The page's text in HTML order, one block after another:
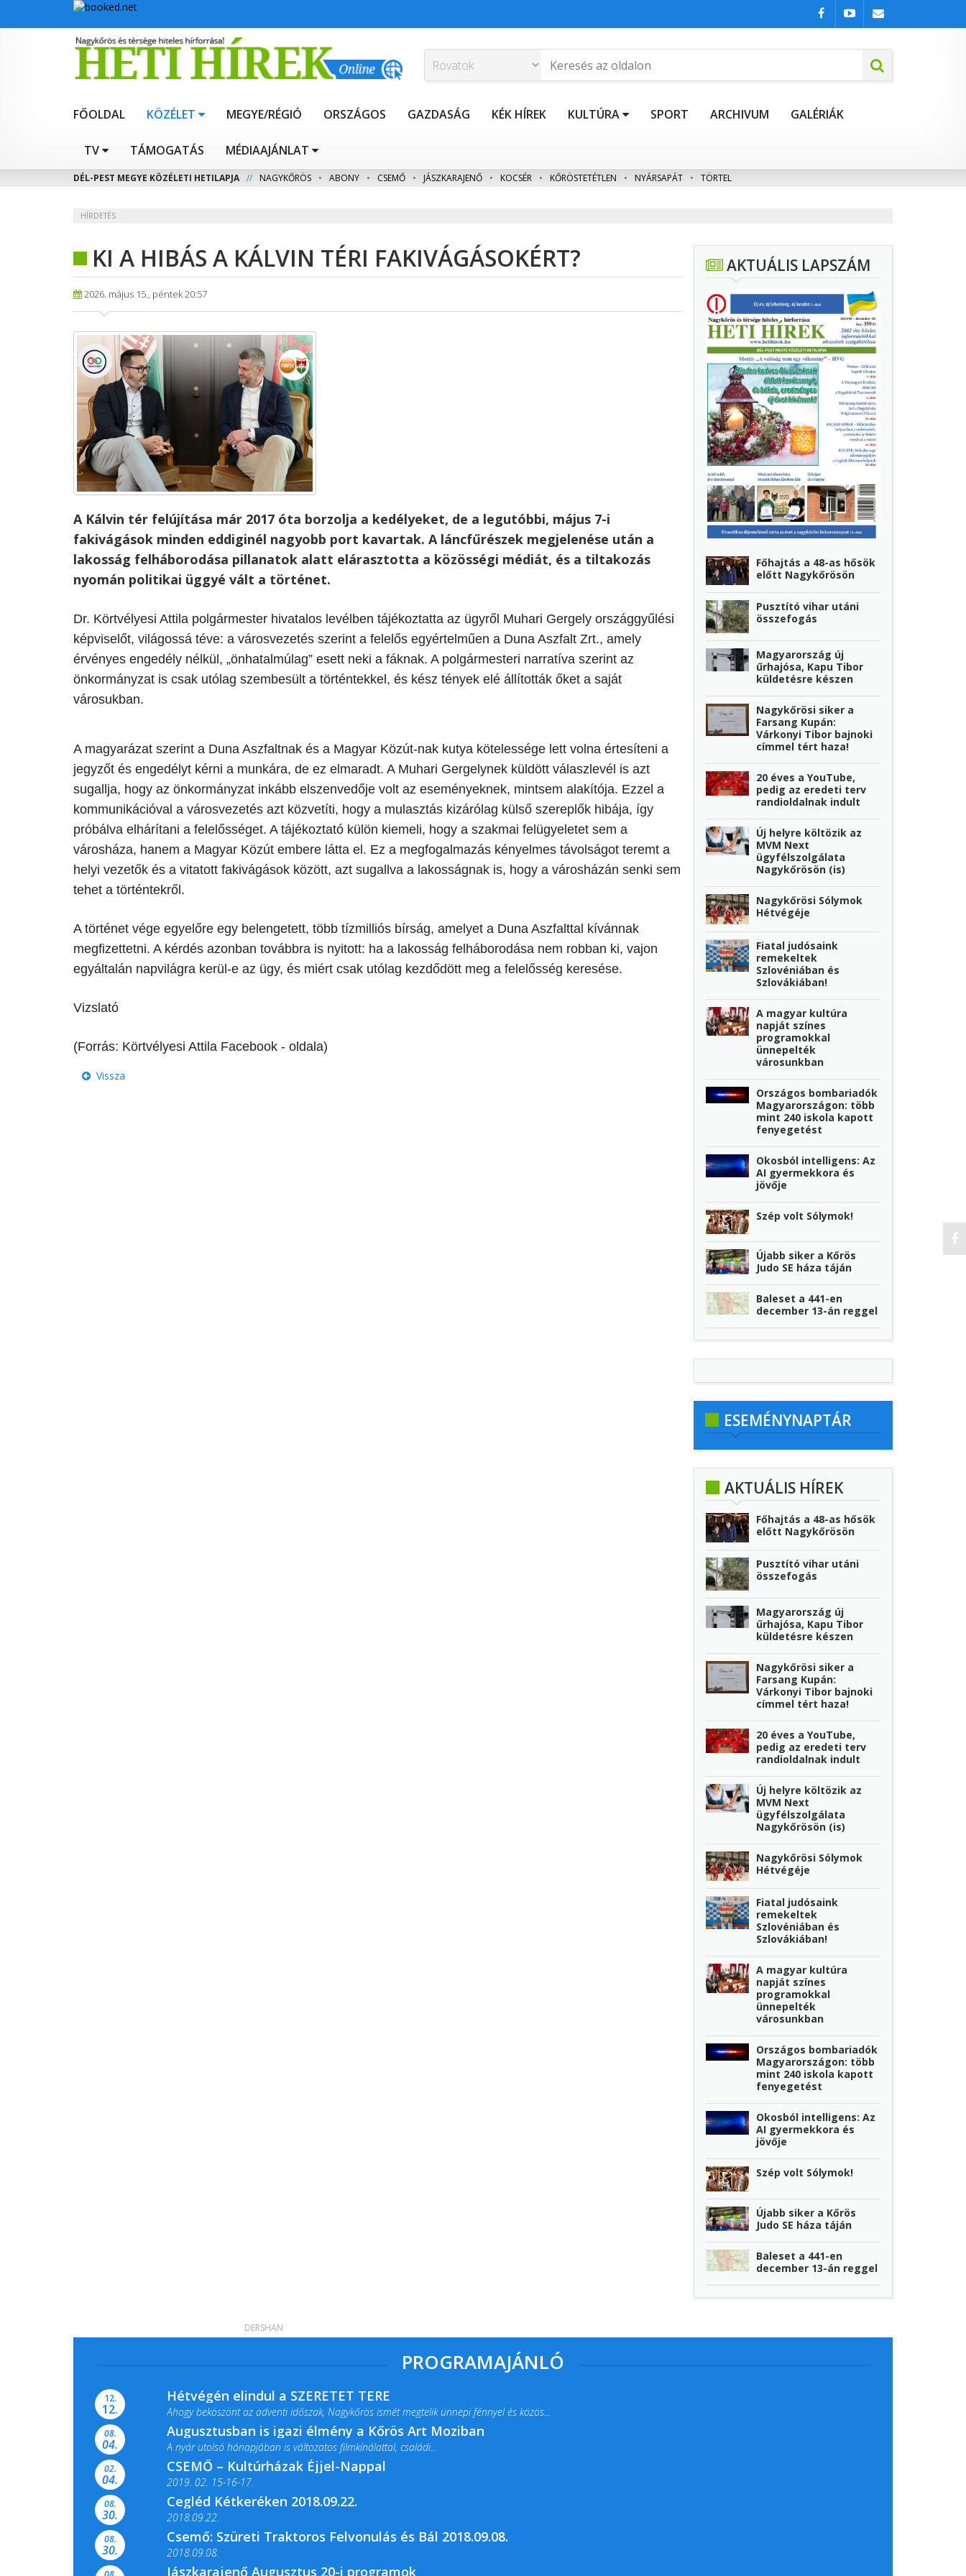
FŐOLDAL KÖZÉLET MEGYE/RÉGIÓ ORSZÁGOS GAZDASÁG KÉK HÍREK KULTÚRA SPORT ARCHIVUM GALÉRIÁK
TV TÁMOGATÁS MÉDIAAJÁNLAT
DÉL-PEST MEGYE KÖZÉLETI HETILAPJA // NAGYKŐRÖS • ABONY • CSEMŐ • JÁSZKARAJENŐ • KOCSÉR • KŐRÖSTETÉTLEN • NYÁRSAPÁT • TÖRTEL
HÍRDETÉS
KI A HIBÁS A KÁLVIN TÉRI FAKIVÁGÁSOKÉRT?
2026. május 15., péntek 20:57
A Kálvin tér felújítása már 2017 óta borzolja a kedélyeket, de a legutóbbi, május 7-i
fakivágások minden eddiginél nagyobb port kavartak. A láncfűrészek megjelenése után a
lakosság felháborodása pillanatok alatt elárasztotta a közösségi médiát, és a tiltakozás
nyomán politikai üggyé vált a történet.
Dr. Körtvélyesi Attila polgármester hivatalos levélben tájékoztatta az ügyről Muhari Gergely országgyűlési
képviselőt, világossá téve: a városvezetés szerint a felelős egyértelműen a Duna Aszfalt Zrt., amely
érvényes engedély nélkül, „önhatalmúlag” esett neki a fáknak. A polgármesteri narratíva szerint az
önkormányzat is csak utólag szembesült a történtekkel, és kész tények elé állították őket a saját
városukban.
A magyarázat szerint a Duna Aszfaltnak és a Magyar Közút-nak kutya kötelessége lett volna értesíteni a
jegyzőt és engedélyt kérni a munkára, de ez elmaradt. A Muhari Gergelynek küldött válaszlevél is azt
sugallja, hogy az önkormányzat inkább elszenvedője volt az eseményeknek, mintsem alakítója. Ezzel a
kommunikációval a városvezetés azt közvetíti, hogy a mulasztás kizárólag külső szereplők hibája, így
próbálva elhárítani a felelősséget. A tájékoztató külön kiemeli, hogy a szakmai felügyeletet sem a
városháza, hanem a Magyar Közút embere látta el. Ez a megfogalmazás kényelmes távolságot teremt a
helyi vezetők és a vitatott fakivágások között, azt sugallva a lakosságnak is, hogy a városházán senki sem
tehet a történtekről.
A történet vége egyelőre egy belengetett, több tízmilliós bírság, amelyet a Duna Aszfalttal kívánnak
megfizettetni. A kérdés azonban továbbra is nyitott: ha a lakosság felháborodása nem robban ki, vajon
egyáltalán napvilágra kerül-e az ügy, és miért csak utólag kezdődött meg a felelősség keresése.
Vizslató
(Forrás: Körtvélyesi Attila Facebook - oldala)
Vissza
AKTUÁLIS LAPSZÁM
Főhajtás a 48-as hősök
előtt Nagykőrösön
Pusztító vihar utáni
összefogás
Magyarország új
űrhajósa, Kapu Tibor
küldetésre készen
Nagykőrösi siker a
Farsang Kupán:
Várkonyi Tibor bajnoki
címmel tért haza!
20 éves a YouTube,
pedig az eredeti terv
randioldalnak indult
Új helyre költözik az
MVM Next
ügyfélszolgálata
Nagykőrösön (is)
Nagykőrösi Sólymok
Hétvégéje
Fiatal judósaink
remekeltek
Szlovéniában és
Szlovákiában!
A magyar kultúra
napját színes
programokkal
ünnepelték
városunkban
Országos bombariadók
Magyarországon: több
mint 240 iskola kapott
fenyegetést
Okosból intelligens: Az
AI gyermekkora és
jövője
Szép volt Sólymok!
Újabb siker a Kőrös
Judo SE háza táján
Baleset a 441-en
december 13-án reggel
ESEMÉNYNAPTÁR
AKTUÁLIS HÍREK
Főhajtás a 48-as hősök
előtt Nagykőrösön
Pusztító vihar utáni
összefogás
Magyarország új
űrhajósa, Kapu Tibor
küldetésre készen
Nagykőrösi siker a
Farsang Kupán:
Várkonyi Tibor bajnoki
címmel tért haza!
20 éves a YouTube,
pedig az eredeti terv
randioldalnak indult
Új helyre költözik az
MVM Next
ügyfélszolgálata
Nagykőrösön (is)
Nagykőrösi Sólymok
Hétvégéje
Fiatal judósaink
remekeltek
Szlovéniában és
Szlovákiában!
A magyar kultúra
napját színes
programokkal
ünnepelték
városunkban
Országos bombariadók
Magyarországon: több
mint 240 iskola kapott
fenyegetést
Okosból intelligens: Az
AI gyermekkora és
jövője
Szép volt Sólymok!
Újabb siker a Kőrös
Judo SE háza táján
Baleset a 441-en
december 13-án reggel
PROGRAMAJÁNLÓ
12.
12.
Hétvégén elindul a SZERETET TERE
Ahogy beköszönt az adventi időszak, Nagykőrös ismét megtelik ünnepi fénnyel és közös...
08.
04.
Augusztusban is igazi élmény a Kőrös Art Moziban
A nyár utolsó hónapjában is változatos filmkínálattal, családi...
02.
04.
CSEMŐ – Kultúrházak Éjjel-Nappal
2019. 02. 15-16-17.
Színes és tartalmas programokkal várja a Csemői Községi Könyvtár és...
08.
30.
Cegléd Kétkeréken 2018.09.22.
2018.09.22.
08.
30.
Csemő: Szüreti Traktoros Felvonulás és Bál 2018.09.08.
2018.09.08.
Jászkarajenő Augusztus 20-i programok
DERSHAN